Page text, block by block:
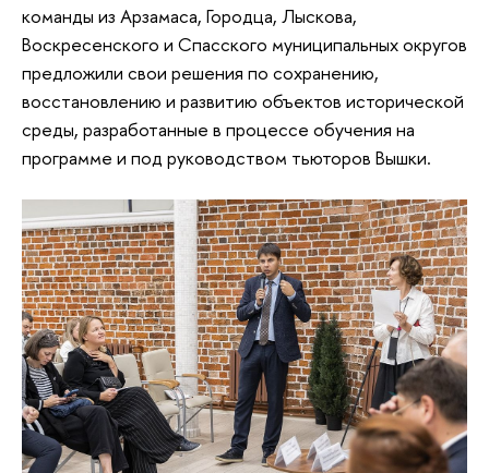
команды из Арзамаса, Городца, Лыскова,
Воскресенского и Спасского муниципальных округов
предложили свои решения по сохранению,
восстановлению и развитию объектов исторической
среды, разработанные в процессе обучения на
программе и под руководством тьюторов Вышки.